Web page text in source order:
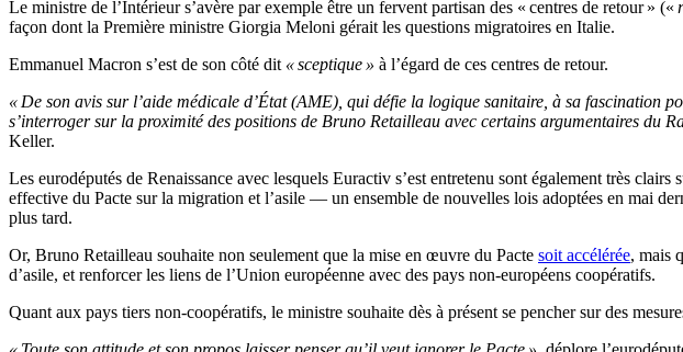
Le ministre de l’Intérieur s’avère par exemple être un fervent partisan des « centres de retour » («
façon dont la Première ministre Giorgia Meloni gérait les questions migratoires en Italie.
Emmanuel Macron s’est de son côté dit « sceptique » à l’égard de ces centres de retour.
« De son avis sur l’aide médicale d’État (AME), qui défie la logique sanitaire, à sa fascination
s’interroger sur la proximité des positions de Bruno Retailleau avec certains argumentaires du
Keller.
Les eurodéputés de Renaissance avec lesquels Euractiv s’est entretenu sont également très
effective du Pacte sur la migration et l’asile — un ensemble de nouvelles lois adoptées en mai
plus tard.
Or, Bruno Retailleau souhaite non seulement que la mise en œuvre du Pacte soit accélérée, mais
d’asile, et renforcer les liens de l’Union européenne avec des pays non-européens coopératifs.
Quant aux pays tiers non-coopératifs, le ministre souhaite dès à présent se pencher sur des